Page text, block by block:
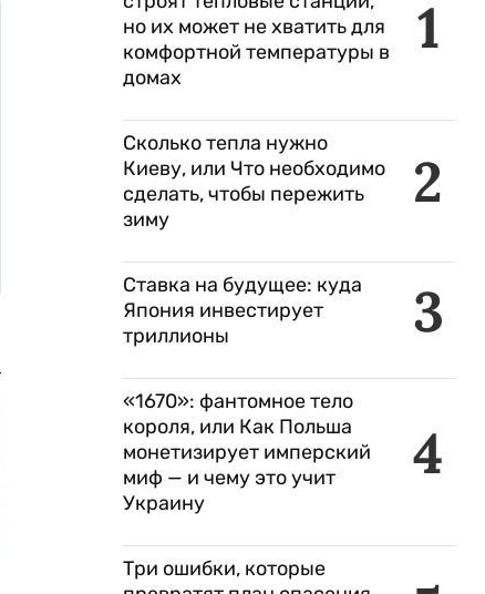
1
но их может не хватить для
комфортной температуры в
домах
2
Сколько тепла нужно
Киеву, или Что необходимо
сделать, чтобы пережить
зиму
3
Ставка на будущее: куда
Япония инвестирует
триллионы
4
«1670»: фантомное тело
короля, или Как Польша
монетизирует имперский
миф — и чему это учит
Украину
Три ошибки, которые